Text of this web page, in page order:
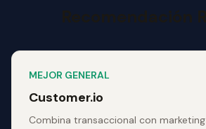
MEJOR GENERAL
Customer.io
Combina transaccional con marketing